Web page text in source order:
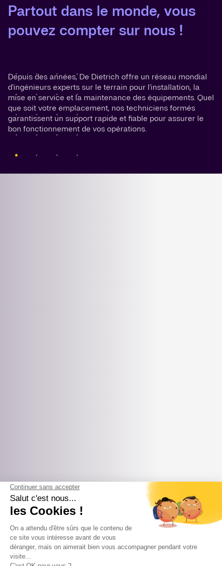
Partout dans le monde, vous
pouvez compter sur nous !
Depuis des années, De Dietrich offre un réseau mondial
d'ingénieurs experts sur le terrain pour l'installation, la
mise en service et la maintenance des équipements. Quel
que soit votre emplacement, nos techniciens formés
garantissent un support rapide et fiable pour assurer le
bon fonctionnement de vos opérations.